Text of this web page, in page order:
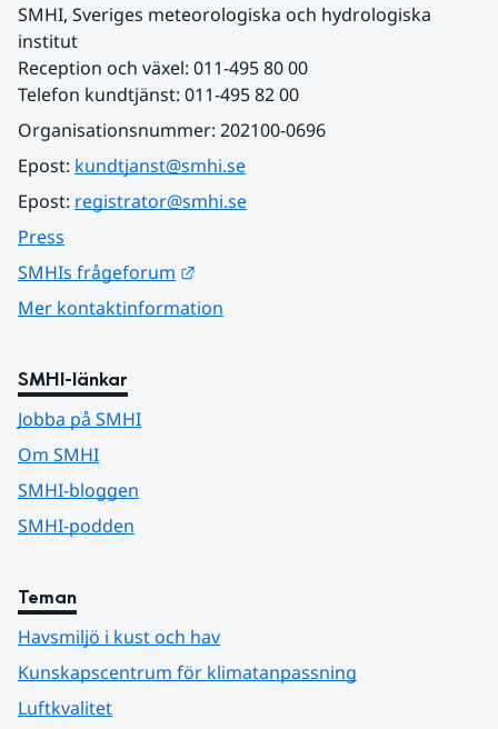
SMHI, Sveriges meteorologiska och hydrologiska
institut
Reception och växel: 011-495 80 00
Telefon kundtjänst: 011-495 82 00
Organisationsnummer: 202100-0696
Epost: kundtjanst@smhi.se
Epost: registrator@smhi.se
Press
SMHIs frågeforum
Mer kontaktinformation
SMHI-länkar
Jobba på SMHI
Om SMHI
SMHI-bloggen
SMHI-podden
Teman
Havsmiljö i kust och hav
Kunskapscentrum för klimatanpassning
Luftkvalitet